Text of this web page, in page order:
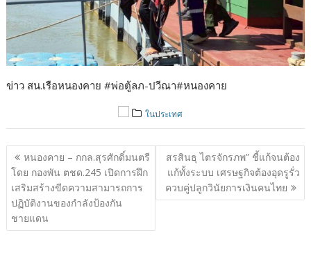
ข่าว สน.เรือหนองคาย #พ่อตู้ลภ-ปวีณา#หนองคาย
ในประเทศ
แนะแนว
เรื่อง
หนองคาย – กกล.สุรศักดิ์มนตรี
โดย กองพัน ตชด.245 เปิดการฝึก
เสริมสร้างขีดความสามารถการ
ปฏิบัติงานของกำลังป้องกัน
ชายแดน
สรสินธุ ไตรจักรภพ” ชี้แก้จนต้อง
แก้ทั้งระบบ เศรษฐกิจต้องอุดรูรั่ว
ควบคู่ปลูกวินัยการเงินคนไทย